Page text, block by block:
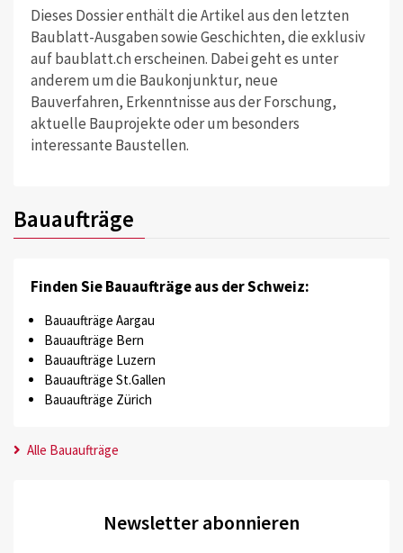
Dieses Dossier enthält die Artikel aus den letzten
Baublatt-Ausgaben sowie Geschichten, die exklusiv
auf baublatt.ch erscheinen. Dabei geht es unter
anderem um die Baukonjunktur, neue
Bauverfahren, Erkenntnisse aus der Forschung,
aktuelle Bauprojekte oder um besonders
interessante Baustellen.
Bauaufträge
Finden Sie Bauaufträge aus der Schweiz:
Bauaufträge Aargau
Bauaufträge Bern
Bauaufträge Luzern
Bauaufträge St.Gallen
Bauaufträge Zürich
Alle Bauaufträge
Newsletter abonnieren